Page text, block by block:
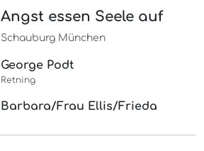
Angst essen Seele auf
Schauburg München
George Podt
Retning
Barbara/Frau Ellis/Frieda